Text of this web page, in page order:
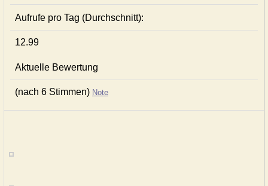
Aufrufe pro Tag (Durchschnitt):
12.99
Aktuelle Bewertung
(nach 6 Stimmen) Note